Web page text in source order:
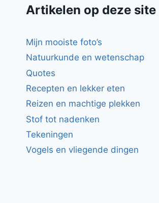
Artikelen op deze site
Mijn mooiste foto’s
Natuurkunde en wetenschap
Quotes
Recepten en lekker eten
Reizen en machtige plekken
Stof tot nadenken
Tekeningen
Vogels en vliegende dingen